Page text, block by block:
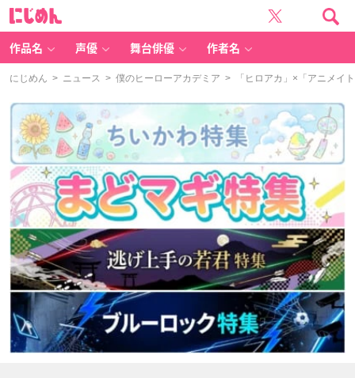
作品名 声優 舞台俳優 作者名
にじめん > ニュース > 僕のヒーローアカデミア > 「ヒロアカ」×「アニメイ